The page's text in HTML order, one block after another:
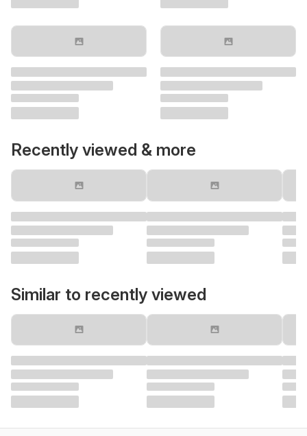
Recently viewed & more
Similar to recently viewed